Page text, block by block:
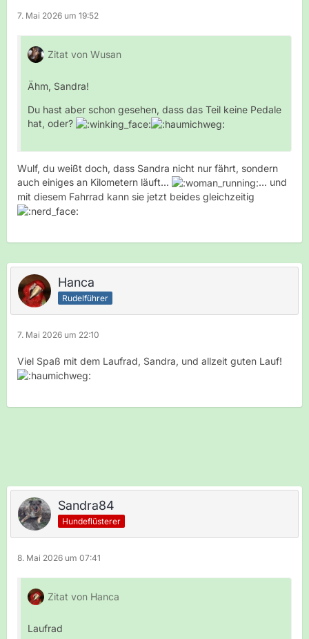
7. Mai 2026 um 19:52
Zitat von Wusan
Ähm, Sandra!
Du hast aber schon gesehen, dass das Teil keine Pedale
hat, oder?
Wulf, du weißt doch, dass Sandra nicht nur fährt, sondern
auch einiges an Kilometern läuft...
… und
mit diesem Fahrrad kann sie jetzt beides gleichzeitig
Hanca
Rudelführer
7. Mai 2026 um 22:10
Viel Spaß mit dem Laufrad, Sandra, und allzeit guten Lauf!
Sandra84
Hundeflüsterer
8. Mai 2026 um 07:41
Zitat von Hanca
Laufrad